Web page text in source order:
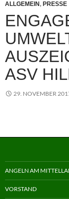
ALLGEMEIN , PRESSE
ASV
29. NOVEMBER
ANGELN AM
VORSTAND